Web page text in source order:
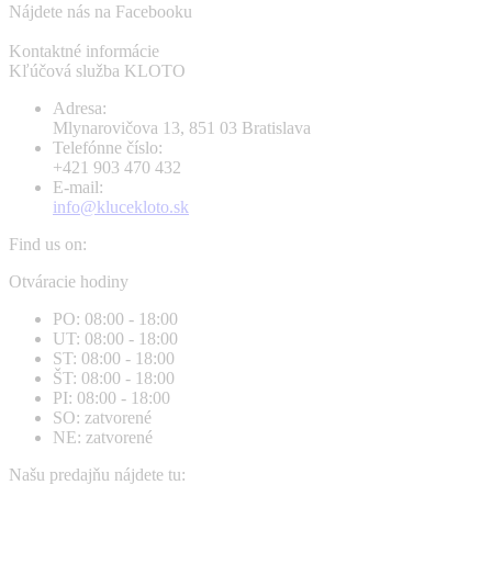
Nájdete nás na Facebooku
Kontaktné informácie
Kľúčová služba KLOTO
Adresa:
Mlynarovičova 13, 851 03 Bratislava
Telefónne číslo:
+421 903 470 432
E-mail:
info@klucekloto.sk
Find us on:
Facebook
opens
new
window
Instagram
opens
new
window
Otváracie hodiny
PO: 08:00 - 18:00
UT: 08:00 - 18:00
ST: 08:00 - 18:00
ŠT: 08:00 - 18:00
PI: 08:00 - 18:00
SO: zatvorené
NE: zatvorené
Našu predajňu nájdete tu: